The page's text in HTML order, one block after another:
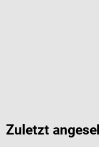
Zuletzt